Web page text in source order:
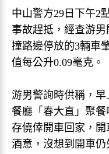
中山警方29日下午2
事故趕抵，經查游
撞路邊停放的3輛車
值每公升0.09毫克。
游男警詢時供稱，
餐廳「春大直」聚
存僥倖開車回家，
酒意，沒想到開車